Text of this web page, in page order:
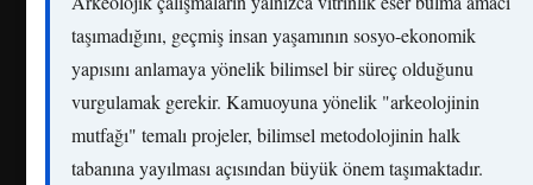
taşımadığını, geçmiş insan yaşamının sosyo-ekonomik
yapısını anlamaya yönelik bilimsel bir süreç olduğunu
vurgulamak gerekir. Kamuoyuna yönelik "arkeolojinin
mutfağı" temalı projeler, bilimsel metodolojinin halk
tabanına yayılması açısından büyük önem taşımaktadır.